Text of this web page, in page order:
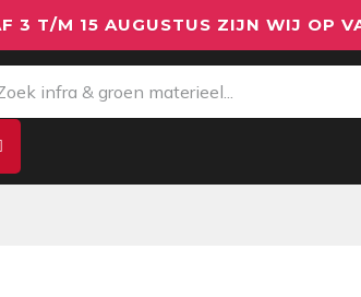
3 T/M 15 AUGUSTUS ZIJN WIJ OP